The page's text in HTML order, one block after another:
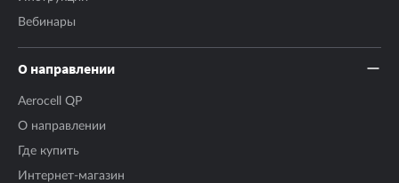
Вебинары
О направлении
Aerocell QP
О направлении
Где купить
Интернет-магазин